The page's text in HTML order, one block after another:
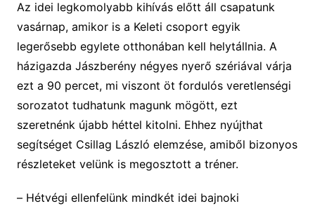
Az idei legkomolyabb kihívás előtt áll csapatunk
vasárnap, amikor is a Keleti csoport egyik
legerősebb egylete otthonában kell helytállnia. A
házigazda Jászberény négyes nyerő szériával várja
ezt a 90 percet, mi viszont öt fordulós veretlenségi
sorozatot tudhatunk magunk mögött, ezt
szeretnénk újabb héttel kitolni. Ehhez nyújthat
segítséget Csillag László elemzése, amiből bizonyos
részleteket velünk is megosztott a tréner.
– Hétvégi ellenfelünk mindkét idei bajnoki